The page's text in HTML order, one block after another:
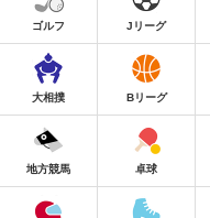
ゴルフ Jリーグ
大相撲 Bリーグ
地方競馬 卓球